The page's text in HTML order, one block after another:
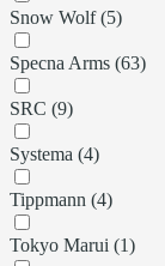
Snow Wolf (5)
Specna Arms (63)
SRC (9)
Systema (4)
Tippmann (4)
Tokyo Marui (1)